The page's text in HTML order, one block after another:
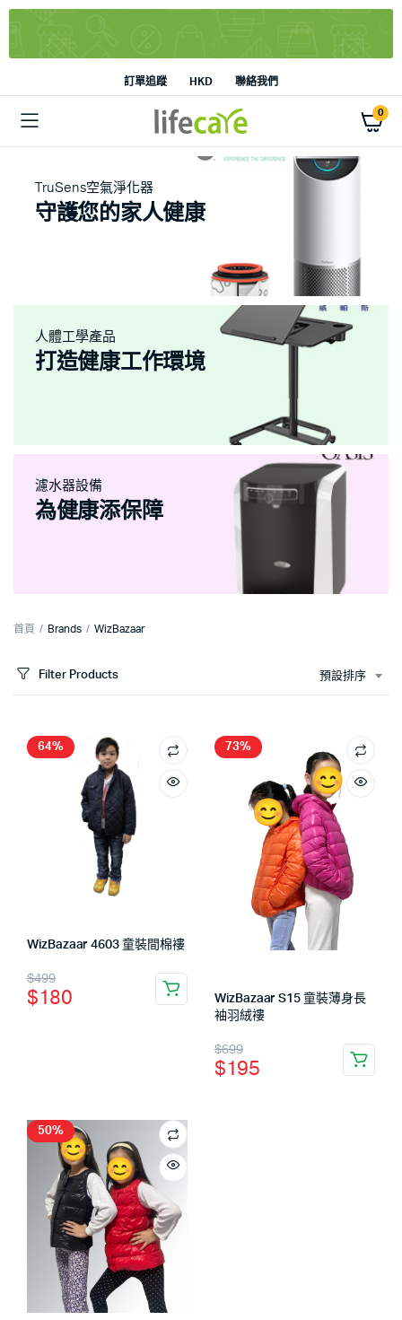
訂單追蹤 HKD 聯絡我們
0
TruSens空氣淨化器
守護您的家人健康
人體工學產品
打造健康工作環境
濾水器設備
為健康添保障
首頁 Brands WizBazaar
Filter Products 預設排序
64%
WizBazaar 4603 童裝間棉褸
$499
$180
73%
WizBazaar S15 童裝薄身長
袖羽絨褸
$699
$195
50%